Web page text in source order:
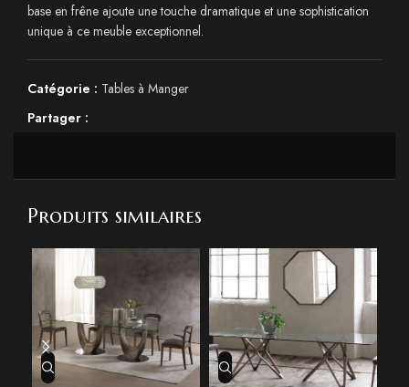
base en frêne ajoute une touche dramatique et une sophistication
unique à ce meuble exceptionnel.
Catégorie : Tables à Manger
Partager :
Produits similaires